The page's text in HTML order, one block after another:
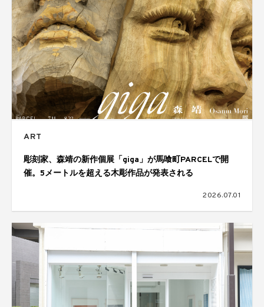
ART
彫刻家、森靖の新作個展「giga」が馬喰町PARCELで開
催。5メートルを超える木彫作品が発表される
2026.07.01